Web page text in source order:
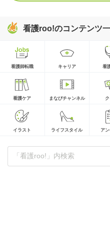
看護roo!のコンテンツ
看護師転職 キャリア 看
看護ケア まなびチャンネル
イラスト ライフスタイル ア